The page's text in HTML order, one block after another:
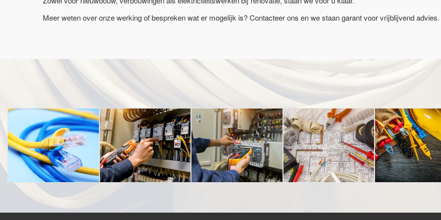
Meer weten over onze werking of bespreken wat er mogelijk is? Contacteer ons en we staan garant voor vrijblijvend advies.